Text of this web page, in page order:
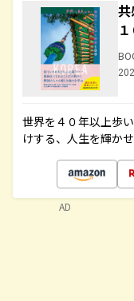
世界を４０年以上歩
けする、人生を輝か
AD